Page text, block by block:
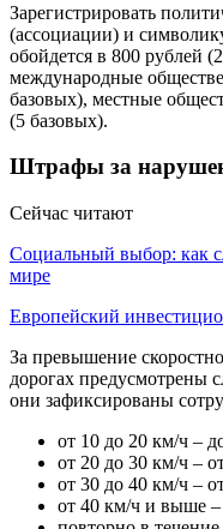
Зарегистрировать
(ассоциации) и
обойдется в 800 рублей
международные
базовых), местные
(5 базовых).
Штрафы за
Сейчас читают
Социальный выбор: как
мире
Европейский
За превышение
дорогах предусмотрены
они зафиксированы
от 10 до 20 км/ч –
от 20 до 30 км/ч –
от 30 до 40 км/ч –
от 40 км/ч и выше –